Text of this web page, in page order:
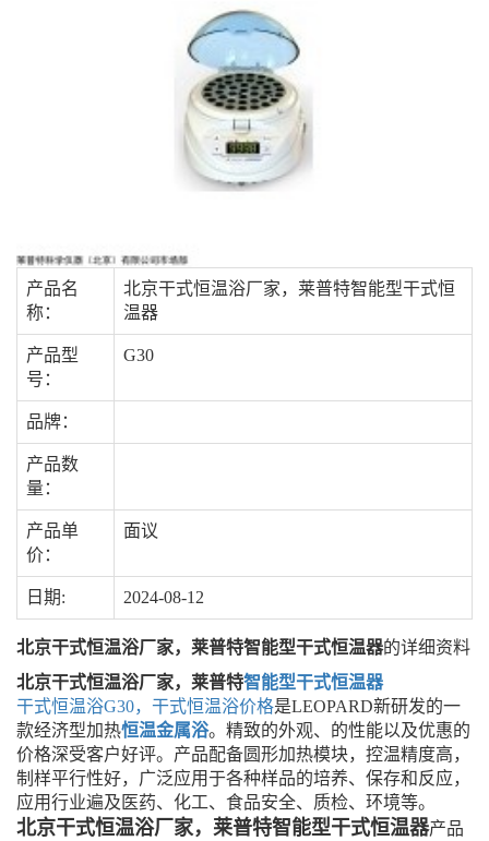
产品名
称：
北京干式恒温浴厂家，莱普特智能型干式恒
温器
产品型
号：
G30
品牌：
产品数
量：
产品单
价：
面议
日期: 2024-08-12
北京干式恒温浴厂家，莱普特智能型干式恒温器的详细资料
北京干式恒温浴厂家，莱普特智能型干式恒温器
干式恒温浴G30，干式恒温浴价格是LEOPARD新研发的一
款经济型加热恒温金属浴。精致的外观、的性能以及优惠的
价格深受客户好评。产品配备圆形加热模块，控温精度高，
制样平行性好，广泛应用于各种样品的培养、保存和反应，
应用行业遍及医药、化工、食品安全、质检、环境等。
北京干式恒温浴厂家，莱普特智能型干式恒温器产品